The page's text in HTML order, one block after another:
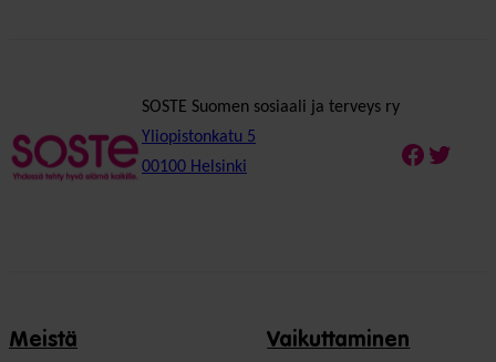
SOSTE Suomen sosiaali ja terveys ry
Yliopistonkatu 5
00100 Helsinki
Meistä Vaikuttaminen